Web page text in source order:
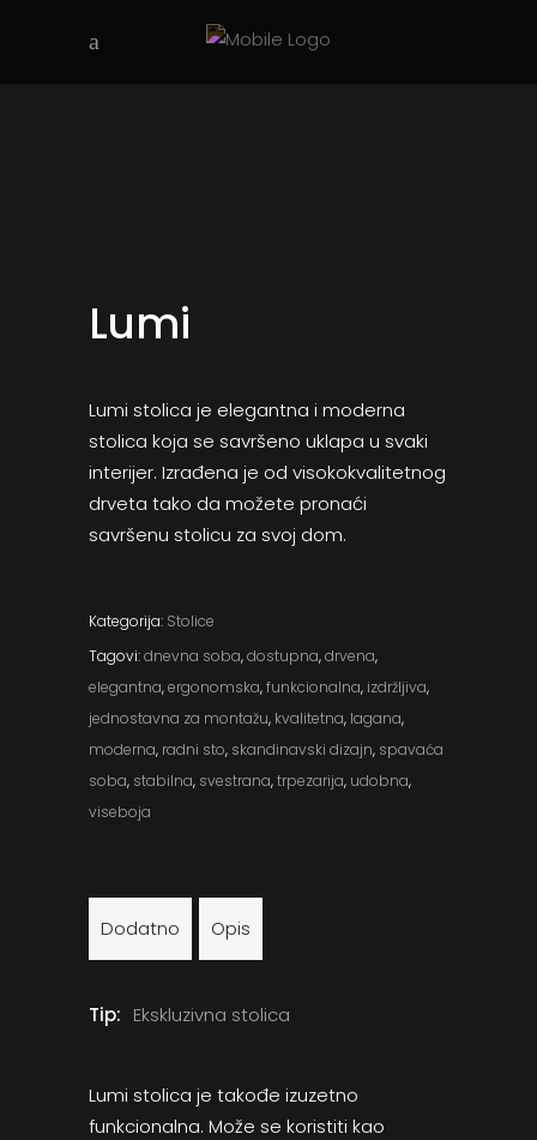
Lumi
Lumi stolica je elegantna i moderna
stolica koja se savršeno uklapa u svaki
interijer. Izrađena je od visokokvalitetnog
drveta tako da možete pronaći
savršenu stolicu za svoj dom.
Kategorija: Stolice
Tagovi:dnevna soba,dostupna,drvena,
elegantna,ergonomska,funkcionalna, izdržljiva,
jednostavna za montažu, kvalitetna, lagana,
moderna, radni sto, skandinavski dizajn, spavaća
soba, stabilna, svestrana,trpezarija, udobna,
viseboja
Dodatno Opis
Tip: Ekskluzivna stolica
Lumi stolica je takođe izuzetno
funkcionalna. Može se koristiti kao